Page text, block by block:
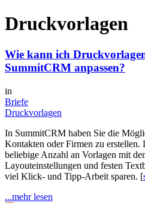
Druckvorlagen
Wie kann ich
SummitCRM anpassen?
in
Briefe
Druckvorlagen
In SummitCRM haben Sie die
Kontakten oder Firmen zu erstellen.
beliebige Anzahl an Vorlagen mit
Layouteinstellungen und festen
viel Klick- und Tipp-Arbeit sparen. [
...mehr lesen